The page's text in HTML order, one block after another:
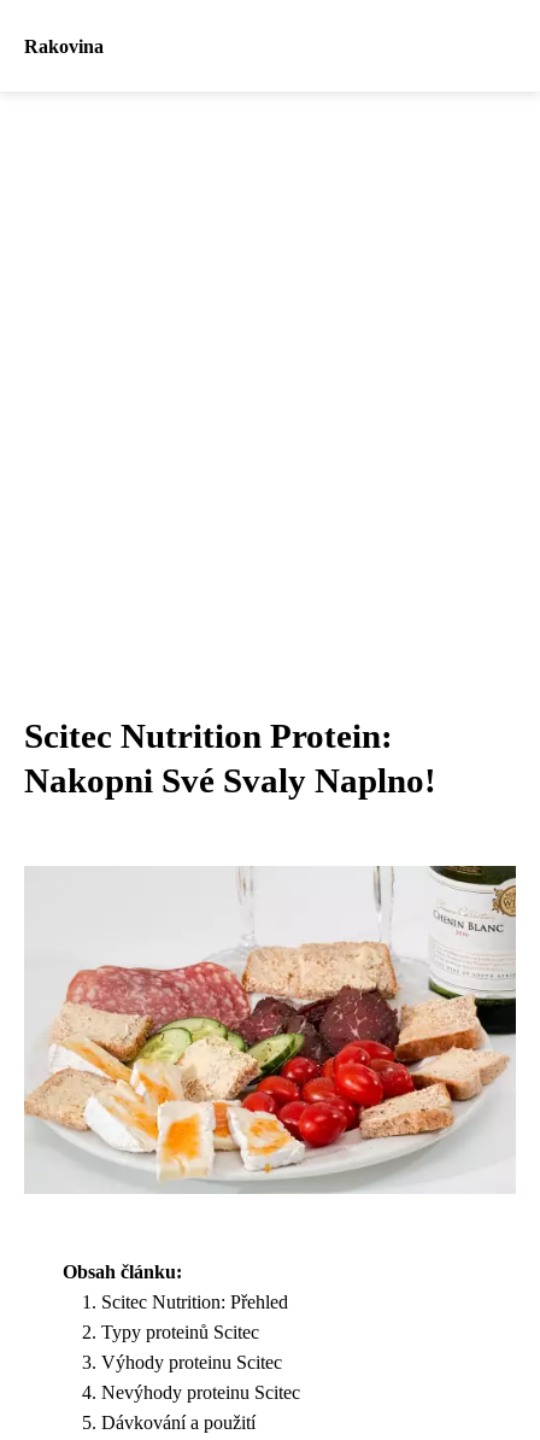
Rakovina
Scitec Nutrition Protein:
Nakopni Své Svaly Naplno!
Obsah článku:
Scitec Nutrition: Přehled
Typy proteinů Scitec
Výhody proteinu Scitec
Nevýhody proteinu Scitec
Dávkování a použití